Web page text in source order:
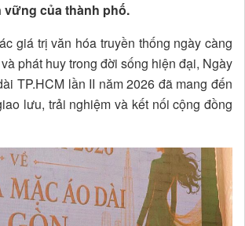
vững của thành phố.
giá trị văn hóa truyền thống ngày càng
phát huy trong đời sống hiện đại, Ngày
TP.HCM lần II năm 2026 đã mang đến
lưu, trải nghiệm và kết nối cộng đồng